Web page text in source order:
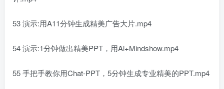
53 演示:用A11分钟生成精美广告大片.mp4
54 演示:1分钟做出精美PPT，用Al+Mindshow.mp4
55 手把手教你用Chat-PPT，5分钟生成专业精美的PPT.mp4